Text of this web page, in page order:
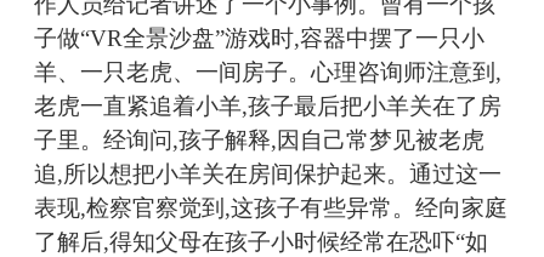
子做“VR全景沙盘”游戏时,容器中摆了一只小
羊、一只老虎、一间房子。心理咨询师注意到,
老虎一直紧追着小羊,孩子最后把小羊关在了房
子里。经询问,孩子解释,因自己常梦见被老虎
追,所以想把小羊关在房间保护起来。通过这一
表现,检察官察觉到,这孩子有些异常。经向家庭
了解后,得知父母在孩子小时候经常在恐吓“如